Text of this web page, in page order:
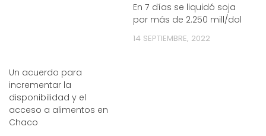
Un acuerdo para
incrementar la
disponibilidad y el
acceso a alimentos en
Chaco
En 7 días se liquidó soja
por más de 2.250 mill/dol
14 SEPTIEMBRE, 2022